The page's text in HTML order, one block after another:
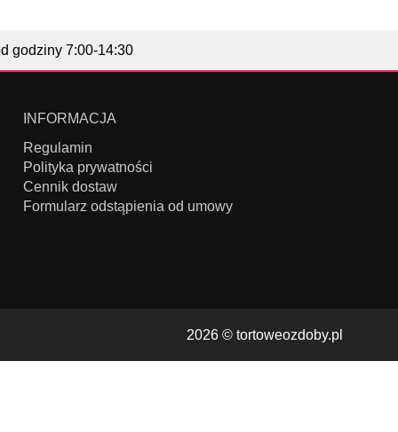
godziny 7:00-14:30
INFORMACJA
Regulamin
Polityka prywatności
Cennik dostaw
Formularz odstąpienia od umowy
2026 © tortoweozdoby.pl